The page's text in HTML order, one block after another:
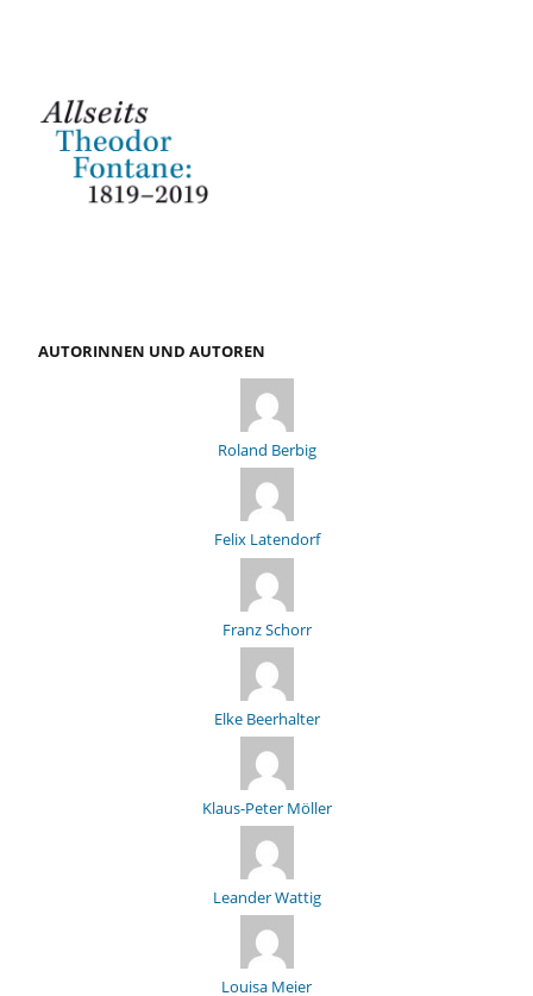
AUTORINNEN UND AUTOREN
Roland Berbig
Felix Latendorf
Franz Schorr
Elke Beerhalter
Klaus-Peter Möller
Leander Wattig
Louisa Meier